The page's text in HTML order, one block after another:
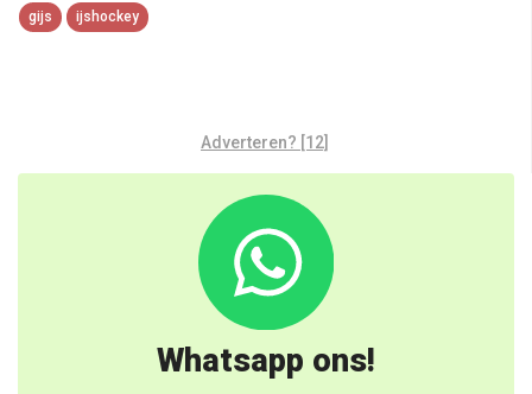
gijs ijshockey
Adverteren? [12]
Whatsapp ons!